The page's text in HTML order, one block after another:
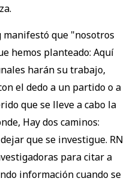
manifestó que "nosotros
hemos planteado: Aquí
harán su trabajo,
el dedo a un partido o a
que se lleve a cabo la
Hay dos caminos:
que se investigue. RN
para citar a
información cuando se